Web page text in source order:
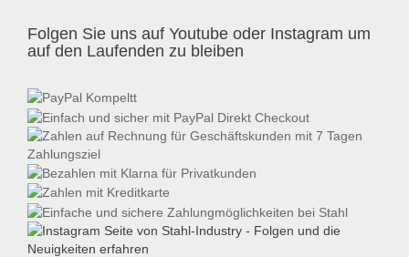
Folgen Sie uns auf Youtube oder Instagram um
auf den Laufenden zu bleiben